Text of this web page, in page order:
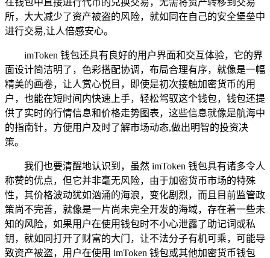
所，大大减少了资产被盗的风险，就如同在自己的安全堡垒中
进行交易,让人倍感安心。
imToken 钱包还具有良好的用户界面和交互体验，它的界
面设计简洁明了，色彩搭配协调，布局合理有序，就像是一幅
精美的画卷，让人赏心悦目，即使是初次接触加密货币的用
户，也能在短时间内快速上手，轻松驾驭这个钱包，钱包还提
供了实时的行情信息和价格走势图表，这些信息就像是航海中
的指南针，方便用户及时了解市场动态,做出明智的投资决
策。
我们也要清醒地认识到，虽然 imToken 钱包具有诸多令人
称赞的优点，但它并非毫无风险，由于加密货币市场的特殊
性，其价格波动犹如汹涌的海浪，变化剧烈，而且目前监管政
策尚不完善，就像是一片尚未完全开发的海域，存在着一些未
知的风险，如果用户在使用钱包时不小心泄露了助记词或私
钥，就如同打开了财富的大门，让不法分子有机可乘，可能导
致资产被盗，用户在使用 imToken 钱包或其他加密货币钱包